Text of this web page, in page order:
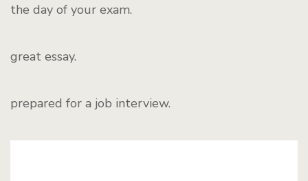
the day of your exam.
great essay.
prepared for a job interview.